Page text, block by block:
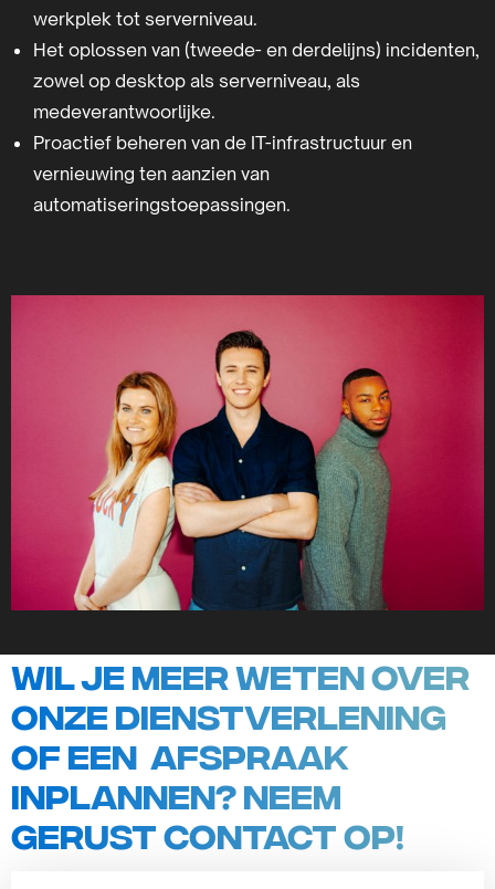
werkplek tot serverniveau.
Het oplossen van (tweede- en derdelijns) incidenten,
zowel op desktop als serverniveau, als
medeverantwoorlijke.
Proactief beheren van de IT-infrastructuur en
vernieuwing ten aanzien van
automatiseringstoepassingen.
Wil je meer weten over
onze dienstverlening
of een afspraak
inplannen? Neem
gerust contact op!